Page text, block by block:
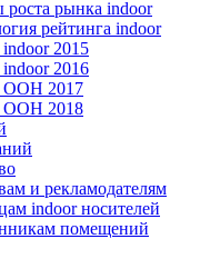
роста рынка indoor
рейтинга indoor
2015
2016
OOH 2017
OOH 2018
и рекламодателям
indoor носителей
помещений